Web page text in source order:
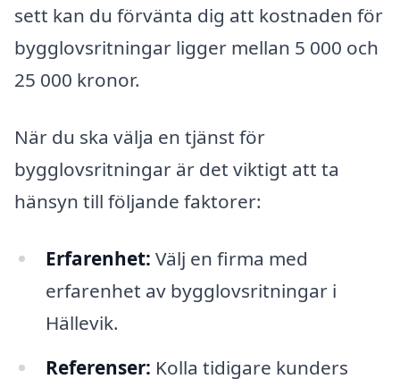
sett kan du förvänta dig att kostnaden för
bygglovsritningar ligger mellan 5 000 och
25 000 kronor.
När du ska välja en tjänst för
bygglovsritningar är det viktigt att ta
hänsyn till följande faktorer:
Erfarenhet: Välj en firma med
erfarenhet av bygglovsritningar i
Hällevik.
Referenser: Kolla tidigare kunders